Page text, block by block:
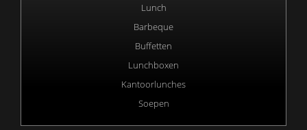
Lunch
Barbeque
Buffetten
Lunchboxen
Kantoorlunches
Soepen